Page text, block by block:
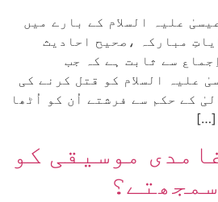
علیہ السلام کے بارے میں
مبارکہ ،صحیح احادیث
سے ثابت ہے کہ جب
علیہ السلام کو قتل کرنے کی
کے حکم سے فرشتے اُن کو اُٹھا
[…]
موسیقی کو